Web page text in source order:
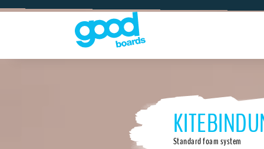
Standard foam system